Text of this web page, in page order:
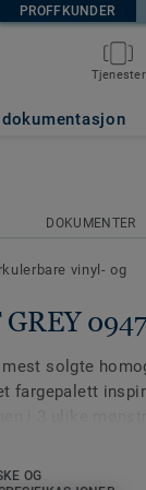
PROFFKUNDER
Tjenester
DOKUMENTER
vinyl- og
solgte
fargepalett
er designet
OG